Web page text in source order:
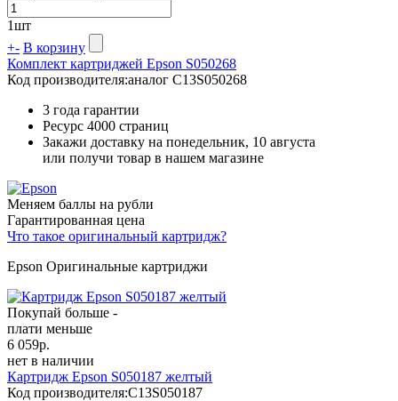
1шт
+- В корзину
Комплект картриджей Epson S050268
Код производителя:аналог C13S050268
3 года гарантии
Ресурс 4000 страниц
Закажи доставку на понедельник, 10 августа
или получи товар в нашем магазине
Меняем баллы на рубли
Гарантированная цена
Что такое оригинальный картридж?
Epson Оригинальные картриджи
Покупай больше -
плати меньше
6 059р.
нет в наличии
Картридж Epson S050187 желтый
Код производителя:C13S050187